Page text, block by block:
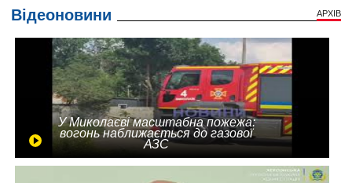
Відеоновини АРХІВ
У Миколаєві масштабна пожежа:
вогонь наближається до газової
АЗС